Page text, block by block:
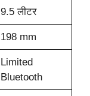
9.5 लीटर
198 mm
Limited
Bluetooth